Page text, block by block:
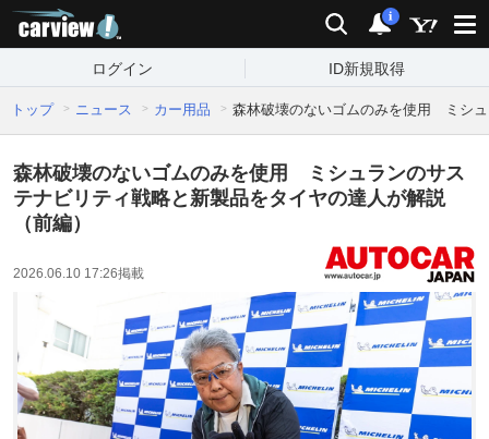
検索 通知
i
ログイン ID新規取得
トップ ニュース カー用品 森林破壊のないゴムのみを使用 ミシ
森林破壊のないゴムのみを使用 ミシュランのサス
テナビリティ戦略と新製品をタイヤの達人が解説
（前編）
2026.06.10 17:26掲載